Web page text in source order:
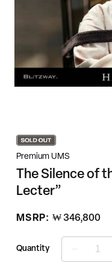
Premium UMS
The Silence of
Lecter”
정
MSRP: ₩ 346,800
Quantity
Silence